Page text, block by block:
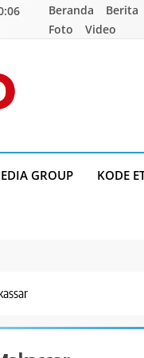
Beranda
Berita
Foto
Video
GROUP KODE